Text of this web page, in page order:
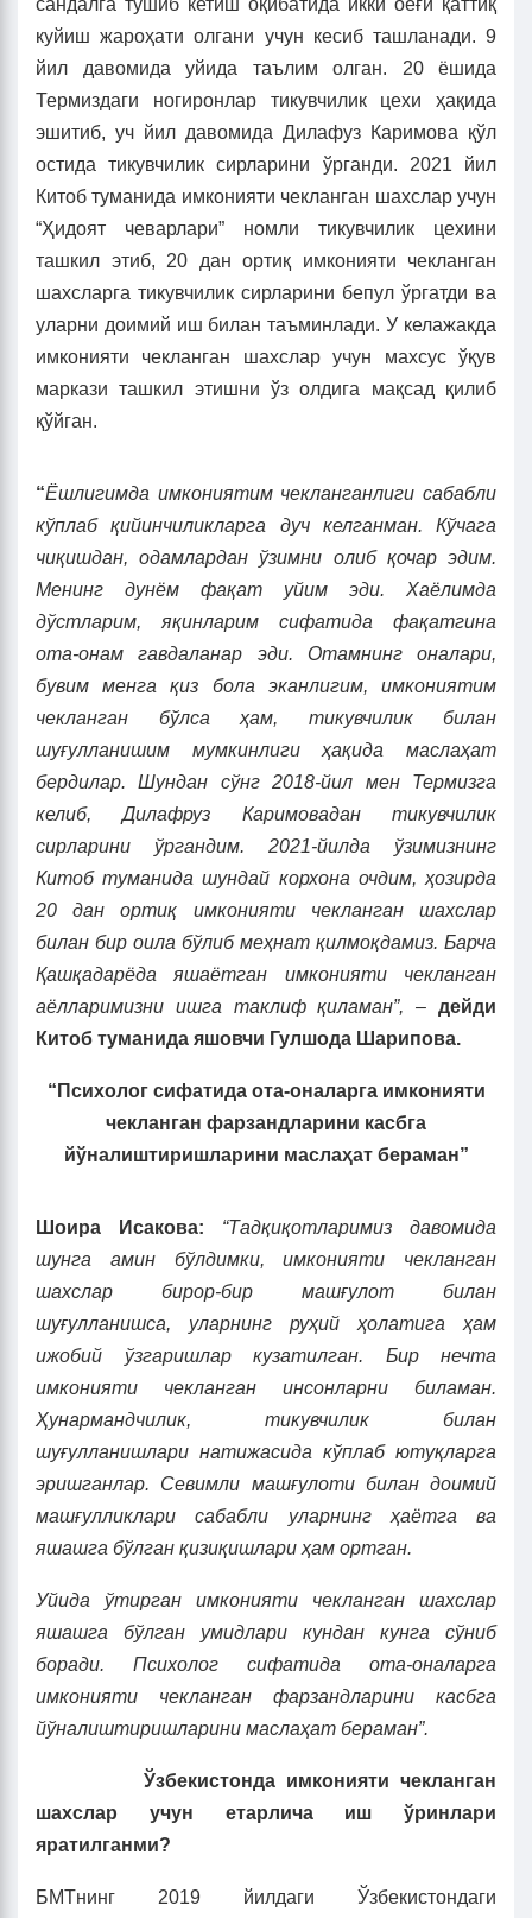
сандалга тушиб кетиш оқибатида икки оёғи қаттиқ
куйиш жароҳати олгани учун кесиб ташланади. 9
йил давомида уйида таълим олган. 20 ёшида
Термиздаги ногиронлар тикувчилик цехи ҳақида
эшитиб, уч йил давомида Дилафуз Каримова қўл
остида тикувчилик сирларини ўрганди. 2021 йил
Китоб туманида имконияти чекланган шахслар учун
“Ҳидоят чеварлари” номли тикувчилик цехини
ташкил этиб, 20 дан ортиқ имконияти чекланган
шахсларга тикувчилик сирларини бепул ўргатди ва
уларни доимий иш билан таъминлади. У келажакда
имконияти чекланган шахслар учун махсус ўқув
маркази ташкил этишни ўз олдига мақсад қилиб
қўйган.
“Ёшлигимда имкониятим чекланганлиги сабабли
кўплаб қийинчиликларга дуч келганман. Кўчага
чиқишдан, одамлардан ўзимни олиб қочар эдим.
Менинг дунём фақат уйим эди. Хаёлимда
дўстларим, яқинларим сифатида фақатгина
ота-онам гавдаланар эди. Отамнинг оналари,
бувим менга қиз бола эканлигим, имкониятим
чекланган бўлса ҳам, тикувчилик билан
шуғулланишим мумкинлиги ҳақида маслаҳат
бердилар. Шундан сўнг 2018-йил мен Термизга
келиб, Дилафруз Каримовадан тикувчилик
сирларини ўргандим. 2021-йилда ўзимизнинг
Китоб туманида шундай корхона очдим, ҳозирда
20 дан ортиқ имконияти чекланган шахслар
билан бир оила бўлиб меҳнат қилмоқдамиз. Барча
Қашқадарёда яшаётган имконияти чекланган
аёлларимизни ишга таклиф қиламан”, – дейди
Китоб туманида яшовчи Гулшода Шарипова.
“Психолог сифатида ота-оналарга имконияти
чекланган фарзандларини касбга
йўналиштиришларини маслаҳат бераман”
Шоира Исакова: “Тадқиқотларимиз давомида
шунга амин бўлдимки, имконияти чекланган
шахслар бирор-бир машғулот билан
шуғулланишса, уларнинг руҳий ҳолатига ҳам
ижобий ўзгаришлар кузатилган. Бир нечта
имконияти чекланган инсонларни биламан.
Ҳунармандчилик, тикувчилик билан
шуғулланишлари натижасида кўплаб ютуқларга
эришганлар. Севимли машғулоти билан доимий
машғулликлари сабабли уларнинг ҳаётга ва
яшашга бўлган қизиқишлари ҳам ортган.
Уйида ўтирган имконияти чекланган шахслар
яшашга бўлган умидлари кундан кунга сўниб
боради. Психолог сифатида ота-оналарга
имконияти чекланган фарзандларини касбга
йўналиштиришларини маслаҳат бераман”.
Ўзбекистонда имконияти чекланган
шахслар учун етарлича иш ўринлари
яратилганми?
БМТнинг 2019 йилдаги Ўзбекистондаги